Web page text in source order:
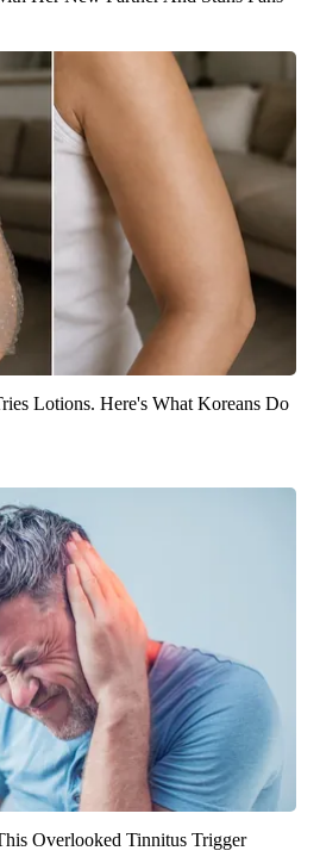
Lotions. Here's What Koreans Do
Overlooked Tinnitus Trigger